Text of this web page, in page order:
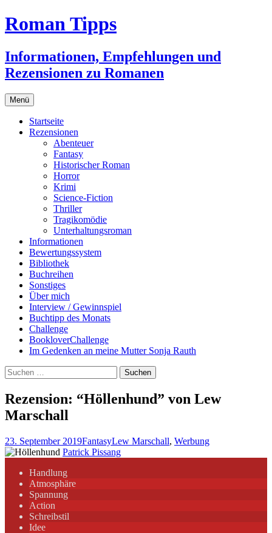
Zum
Inhalt
Roman Tipps
Informationen, Empfehlungen und
Rezensionen zu Romanen
Menü
Startseite
Rezensionen
Abenteuer
Fantasy
Historischer Roman
Horror
Krimi
Science-Fiction
Thriller
Tragikomödie
Unterhaltungsroman
Informationen
Bewertungssystem
Bibliothek
Buchreihen
Sonstiges
Über mich
Interview / Gewinnspiel
Buchtipp des Monats
Challenge
BookloverChallenge
Im Gedenken an meine Mutter Sonja Rauth
Suchen
nach:
Rezension: “Höllenhund” von Lew
Marschall
23. September 2019FantasyLew Marschall, Werbung
Patrick Pissang
Handlung
Atmosphäre
Spannung
Action
Schreibstil
Idee